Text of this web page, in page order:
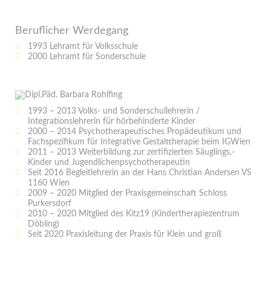
Beruflicher Werdegang
1993 Lehramt für Volksschule
2000 Lehramt für Sonderschule
1993 – 2013 Volks- und Sonderschullehrerin /
Integrationslehrerin für hörbehinderte Kinder
2000 – 2014 Psychotherapeutisches Propädeutikum und
Fachspezifikum für Integrative Gestalttherapie beim IGWien
2011 – 2013 Weiterbildung zur zertifizierten Säuglings,-
Kinder und Jugendlichenpsychotherapeutin
Seit 2016 Begleitlehrerin an der Hans Christian Andersen VS
1160 Wien
2009 – 2020 Mitglied der Praxisgemeinschaft Schloss
Purkersdorf
2010 – 2020 Mitglied des Kitz19 (Kindertherapiezentrum
Döbling)
Seit 2020 Praxisleitung der Praxis für Klein und groß